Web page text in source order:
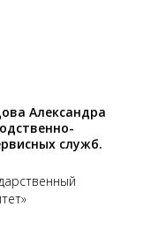
Александра
служб.